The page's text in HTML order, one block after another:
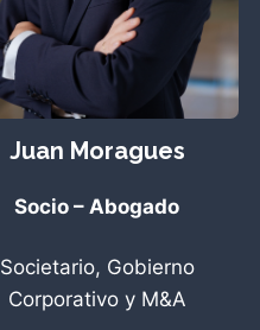
Juan Moragues
Socio – Abogado
Societario, Gobierno
Corporativo y M&A​